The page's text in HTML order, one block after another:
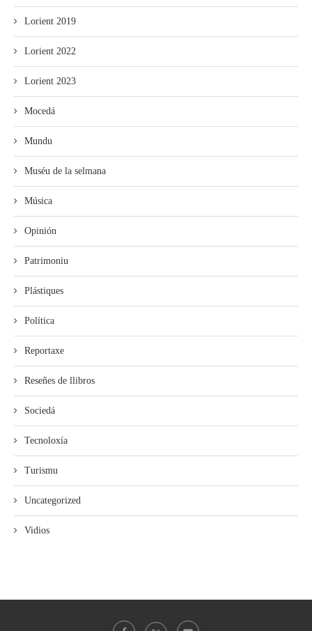
Lorient 2019
Lorient 2022
Lorient 2023
Mocedá
Mundu
Muséu de la selmana
Música
Opinión
Patrimoniu
Plástiques
Política
Reportaxe
Reseñes de llibros
Sociedá
Tecnoloxía
Turismu
Uncategorized
Vidios